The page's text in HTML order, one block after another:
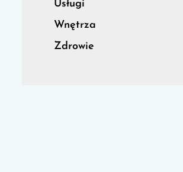
Usługi
Wnętrza
Zdrowie